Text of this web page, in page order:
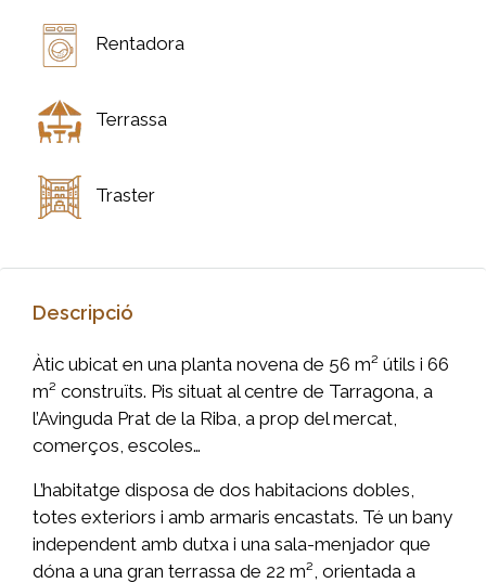
Rentadora
Terrassa
Traster
Descripció
Àtic ubicat en una planta novena de 56 m² útils i 66
m² construïts. Pis situat al centre de Tarragona, a
l’Avinguda Prat de la Riba, a prop del mercat,
comerços, escoles…
L’habitatge disposa de dos habitacions dobles,
totes exteriors i amb armaris encastats. Té un bany
independent amb dutxa i una sala-menjador que
dóna a una gran terrassa de 22 m², orientada a